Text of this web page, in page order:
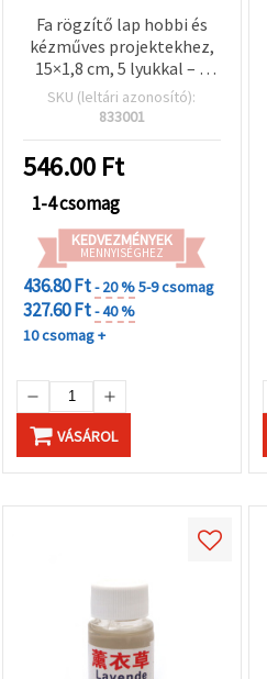
Fa rögzítő lap hobbi és
kézműves projektekhez,
15×1,8 cm, 5 lyukkal – 5
db-os csomag
SKU (leltári azonosító):
833001
546.00 Ft
1-4 csomag
KEDVEZMÉNYEK
MENNYISÉGHEZ
436.80 Ft- 20 %5-9 csomag
327.60 Ft- 40 %
10 csomag +
VÁSÁROL